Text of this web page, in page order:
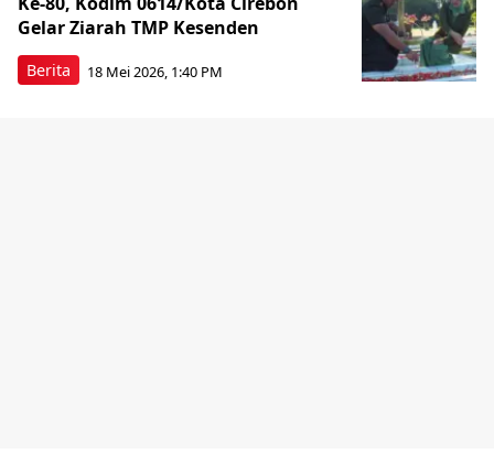
Berita
Gelar Ziarah TMP Kesenden
18 Mei 2026, 1:40 PM